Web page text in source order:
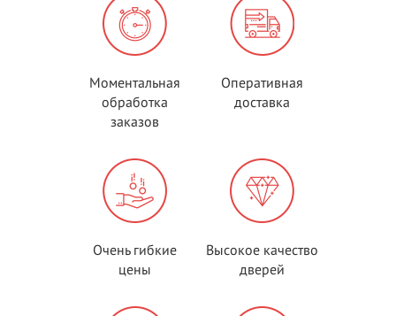
Моментальная
обработка
заказов
Оперативная
доставка
Очень гибкие
цены
Высокое качество
дверей